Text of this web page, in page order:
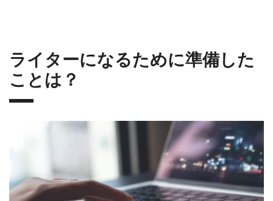
ライターになるために準備した
ことは？